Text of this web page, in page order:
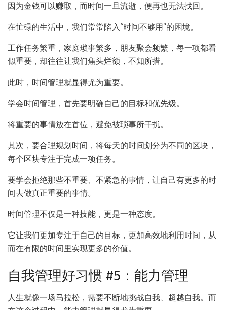
因为金钱可以赚取，而时间一旦流逝，便再也无法找回。
在忙碌的生活中，我们常常陷入“时间不够用”的困境。
工作任务繁重，家庭琐事繁多，朋友聚会频繁，每一项都看
似重要，却往往让我们焦头烂额，不知所措。
此时，时间管理就显得尤为重要。
学会时间管理，首先要明确自己的目标和优先级。
将重要的事情放在首位，避免被琐事所干扰。
其次，要合理规划时间，将每天的时间划分为不同的区块，
每个区块专注于完成一项任务。
要学会拒绝那些不重要、不紧急的事情，让自己有更多的时
间去做真正重要的事情。
时间管理不仅是一种技能，更是一种态度。
它让我们更加专注于自己的目标，更加高效地利用时间，从
而在有限的时间里实现更多的价值。
自我管理好习惯 #5：能力管理
人生就像一场马拉松，需要不断地挑战自我、超越自我。而